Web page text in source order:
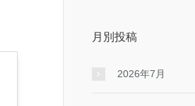
月別投稿
2026年7月